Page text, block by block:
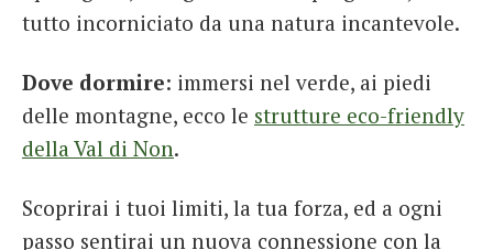
tutto incorniciato da una natura incantevole.
Dove dormire: immersi nel verde, ai piedi
delle montagne, ecco le strutture eco-friendly
della Val di Non.
Scoprirai i tuoi limiti, la tua forza, ed a ogni
passo sentirai un nuova connessione con la